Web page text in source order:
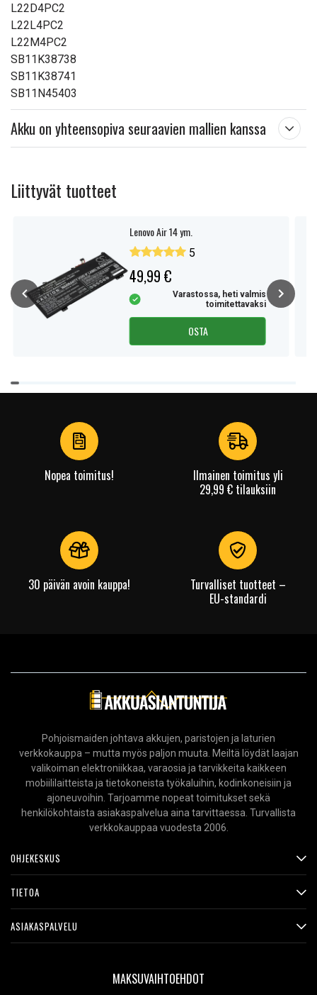
L22D4PC2
L22L4PC2
L22M4PC2
SB11K38738
SB11K38741
SB11N45403
Akku on yhteensopiva seuraavien mallien kanssa
Liittyvät tuotteet
Lenovo Air 14 ym.
5
49,99 €
Varastossa, heti valmis
toimitettavaksi
OSTA
Item
1
Nopea toimitus!
Ilmainen toimitus yli
29,99 € tilauksiin
30 päivän avoin kauppa!
Turvalliset tuotteet –
EU-standardi
Pohjoismaiden johtava akkujen, paristojen ja laturien
verkkokauppa – mutta myös paljon muuta. Meiltä löydät laajan
valikoiman elektroniikkaa, varaosia ja tarvikkeita kaikkeen
mobiililaitteista ja tietokoneista työkaluihin, kodinkoneisiin ja
ajoneuvoihin. Tarjoamme nopeat toimitukset sekä
henkilökohtaista asiakaspalvelua aina tarvittaessa. Turvallista
verkkokauppaa vuodesta 2006.
OHJEKESKUS
TIETOA
ASIAKASPALVELU
MAKSUVAIHTOEHDOT